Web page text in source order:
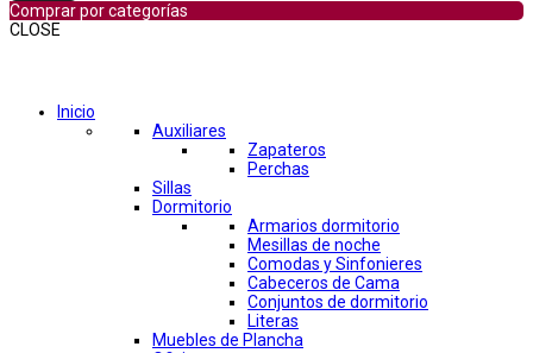
Comprar por categorías
CLOSE
Inicio
Auxiliares
Zapateros
Perchas
Sillas
Dormitorio
Armarios dormitorio
Mesillas de noche
Comodas y Sinfonieres
Cabeceros de Cama
Conjuntos de dormitorio
Literas
Muebles de Plancha